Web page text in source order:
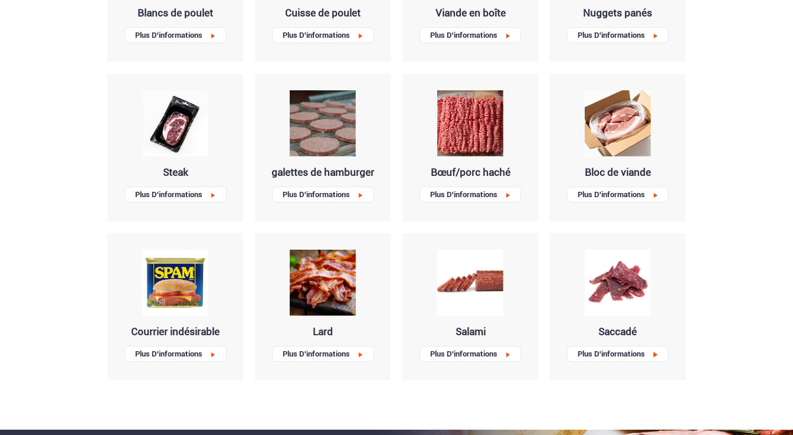
Blancs de poulet
Plus D'informations
Cuisse de poulet
Plus D'informations
Viande en boîte
Plus D'informations
Nuggets panés
Plus D'informations
Steak
Plus D'informations
galettes de hamburger
Plus D'informations
Bœuf/porc haché
Plus D'informations
Bloc de viande
Plus D'informations
Courrier indésirable
Plus D'informations
Lard
Plus D'informations
Salami
Plus D'informations
Saccadé
Plus D'informations